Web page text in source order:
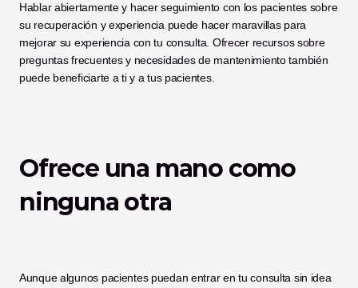
Hablar abiertamente y hacer seguimiento con los pacientes sobre
su recuperación y experiencia puede hacer maravillas para
mejorar su experiencia con tu consulta. Ofrecer recursos sobre
preguntas frecuentes y necesidades de mantenimiento también
puede beneficiarte a ti y a tus pacientes.
Ofrece una mano como
ninguna otra
Aunque algunos pacientes puedan entrar en tu consulta sin idea